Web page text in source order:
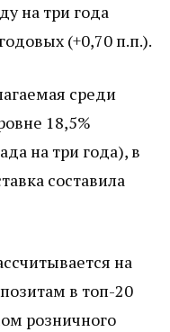
на три года
(+0,70 п.п.).
среди
18,5%
на три года), в
составила
на
в топ-20
розничного